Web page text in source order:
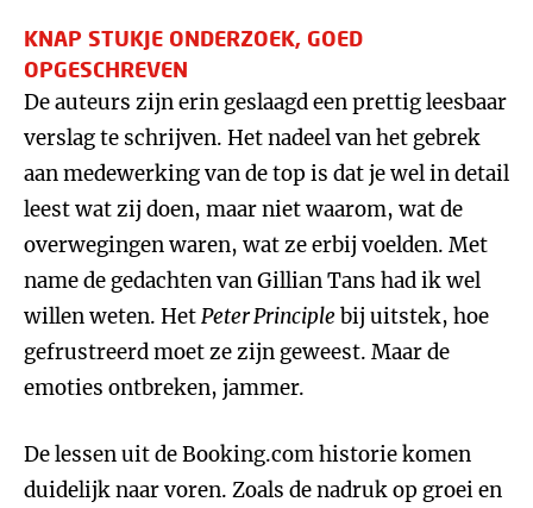
KNAP STUKJE ONDERZOEK, GOED
OPGESCHREVEN
De auteurs zijn erin geslaagd een prettig leesbaar
verslag te schrijven. Het nadeel van het gebrek
aan medewerking van de top is dat je wel in detail
leest wat zij doen, maar niet waarom, wat de
overwegingen waren, wat ze erbij voelden. Met
name de gedachten van Gillian Tans had ik wel
willen weten. HetPeter Principle bij uitstek, hoe
gefrustreerd moet ze zijn geweest. Maar de
emoties ontbreken, jammer.
De lessen uit de Booking.com historie komen
duidelijk naar voren. Zoals de nadruk op groei en